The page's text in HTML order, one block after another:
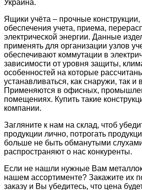
Украина.
Ящики учёта – прочные
обеспечения учета, приема,
электрической энергии. Данные
применять для организации узлов
обеспечивают коммутации в
зависимости от уровня защиты,
особенностей на которые
устанавливаться, как снаружи, так и
Применяются в офисных,
помещениях. Купить такие
компании.
Загляните к нам на склад, чтоб
продукции лично, потрогать
больше не быть обманутыми
распространяют о нас конкуренты.
Если не нашли нужные Вам
нашем ассортименте? Закажите их
заказу и Вы убедитесь, что цена